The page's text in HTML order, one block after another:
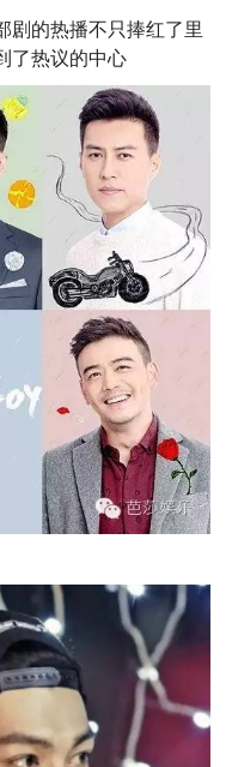
剧的热播不只捧红了里
了热议的中心